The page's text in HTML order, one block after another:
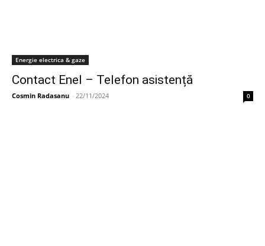
Energie electrica & gaze
Contact Enel – Telefon asistență
Cosmin Radasanu - 22/11/2024 0